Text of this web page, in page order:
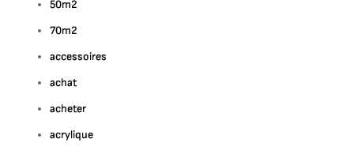
50m2
70m2
accessoires
achat
acheter
acrylique